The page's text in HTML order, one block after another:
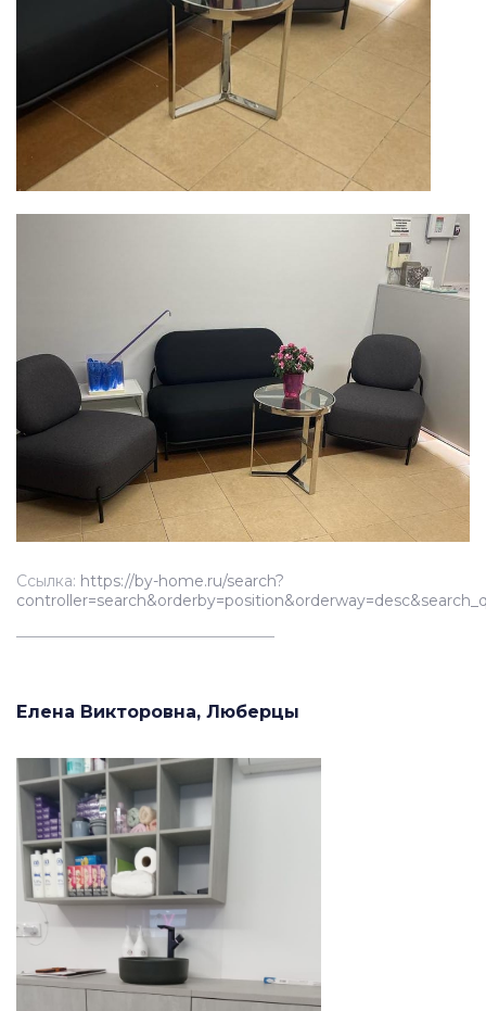
Ссылка: https://by-home.ru/search?
Елена Викторовна, Люберцы